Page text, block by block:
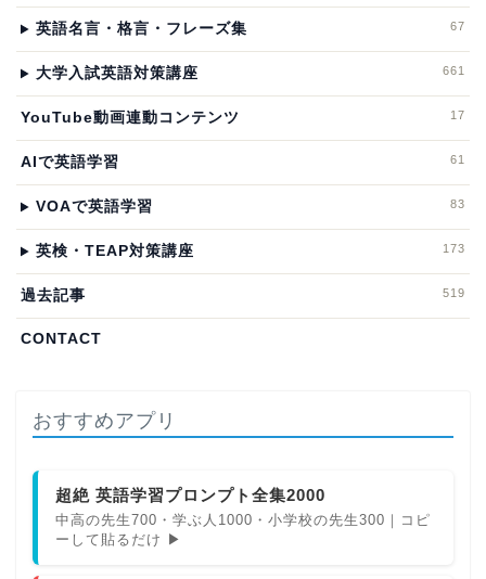
英語名言・格言・フレーズ集 67
大学入試英語対策講座 661
YouTube動画連動コンテンツ 17
AIで英語学習 61
VOAで英語学習 83
英検・TEAP対策講座 173
過去記事 519
CONTACT
おすすめアプリ
超絶 英語学習プロンプト全集2000
中高の先生700・学ぶ人1000・小学校の先生300｜コピ
ーして貼るだけ ▶